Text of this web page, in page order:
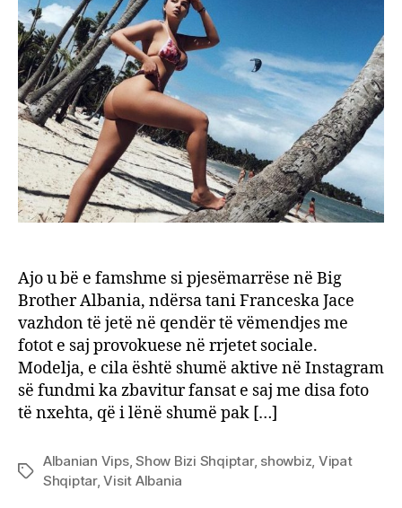
të
Ajo u bë e famshme si pjesëmarrëse në Big
Brother Albania, ndërsa tani Franceska Jace
vazhdon të jetë në qendër të vëmendjes me
fotot e saj provokuese në rrjetet sociale.
Modelja, e cila është shumë aktive në Instagram
së fundmi ka zbavitur fansat e saj me disa foto
të nxehta, që i lënë shumë pak […]
Tags
Albanian Vips,Show Bizi Shqiptar, showbiz, Vipat
Shqiptar,Visit Albania